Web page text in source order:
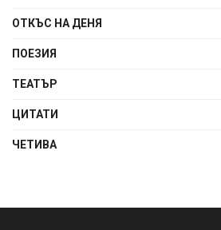
ОТКЪС НА ДЕНЯ
ПОЕЗИЯ
ТЕАТЪР
ЦИТАТИ
ЧЕТИВА